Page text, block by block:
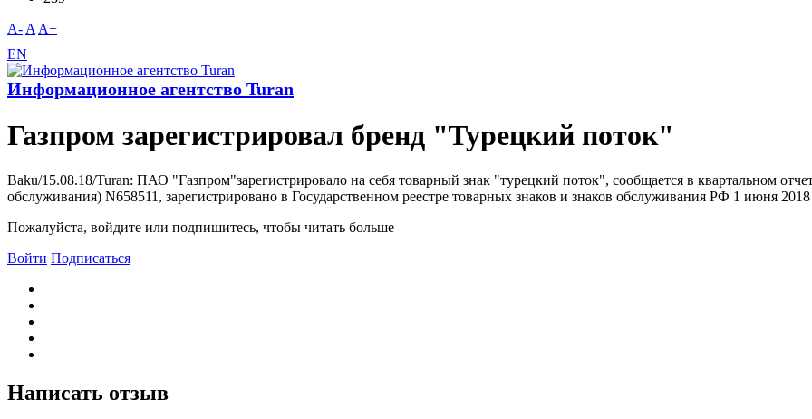
A- A A+
EN
Информационное агентство Turan
Газпром зарегистрировал бренд "Турецкий поток"
Baku/15.08.18/Turan: ПАО "Газпром"зарегистрировало на себя товарный знак "турецкий поток", сообщается в квартальном
обслуживания) N658511, зарегистрировано в Государственном реестре товарных знаков и знаков обслуживания РФ 1 июня
Пожалуйста, войдите или подпишитесь, чтобы читать больше
Войти Подписаться
Написать отзыв